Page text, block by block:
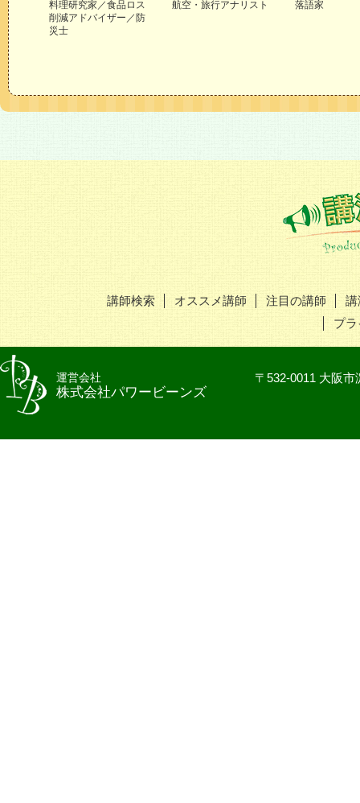
料理研究家／食品ロス
削減アドバイザー／防
災士
航空・旅行アナリスト 落語家
講師検索 オススメ講師 注目の講師
講
プ
運営会社
株式会社パワービーンズ
〒532-0011 大阪